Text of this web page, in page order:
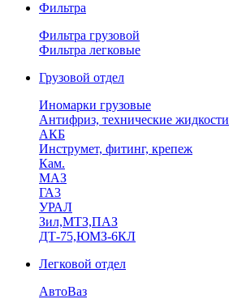
Фильтра
Фильтра грузовой
Фильтра легковые
Грузовой отдел
Иномарки грузовые
Антифриз, технические жидкости
АКБ
Инструмет, фитинг, крепеж
Кам.
МАЗ
ГА3
УРАЛ
Зил,МТЗ,ПАЗ
ДТ-75,ЮМЗ-6КЛ
Легковой отдел
АвтоВаз